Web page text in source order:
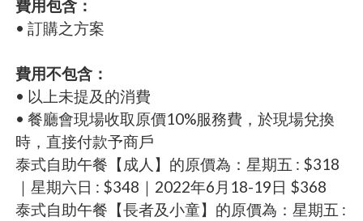
費用包含：
• 訂購之方案
費用不包含：
• 以上未提及的消費
• 餐廳會現場收取原價10%服務費，於現場兌換
時，直接付款予商戶
泰式自助午餐【成人】的原價為：星期五 : $318
｜星期六日 : $348｜2022年6月18-19日 $368
泰式自助午餐【長者及小童】的原價為：星期五 :